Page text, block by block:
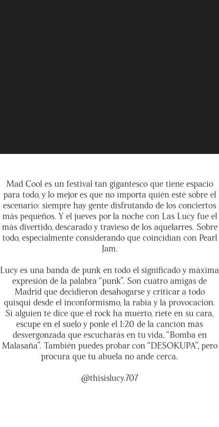
Mad Cool es un festival tan gigantesco que tiene espacio
para todo, y lo mejor es que no importa quién esté sobre el
escenario: siempre hay gente disfrutando de los conciertos
más pequeños. Y el jueves por la noche con Las Lucy fue el
más divertido, descarado y travieso de los aquelarres. Sobre
todo, especialmente considerando que coincidían con Pearl
Jam.
Lucy es una banda de punk en todo el significado y máxima
expresión de la palabra “punk”. Son cuatro amigas de
Madrid que decidieron desahogarse y criticar a todo
quisqui desde el inconformismo, la rabia y la provocación.
Si alguien te dice que el rock ha muerto, ríete en su cara,
escupe en el suelo y ponle el 1:20 de la canción más
desvergonzada que escucharás en tu vida, “Bomba en
Malasaña”. También puedes probar con “DESOKUPA”, pero
procura que tu abuela no ande cerca.
@thisislucy.707